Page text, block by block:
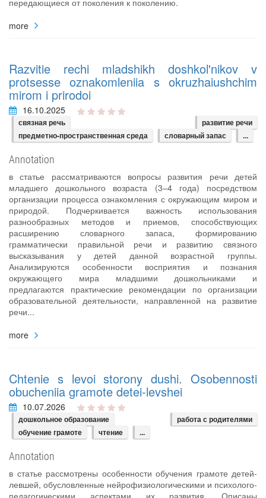
more
Razvitie rechi mladshikh doshkol'nikov v
protsesse oznakomleniia s okruzhaiushchim
mirom i prirodoi
16.10.2025
связная речь
развитие речи
предметно-пространственная среда
словарный запас ...
Annotation
в статье рассматриваются вопросы развития речи детей
младшего дошкольного возраста (3–4 года) посредством
организации процесса ознакомления с окружающим миром и
природой. Подчеркивается важность использования
разнообразных методов и приемов, способствующих
расширению словарного запаса, формированию
грамматически правильной речи и развитию связного
высказывания у детей данной возрастной группы.
Анализируются особенности восприятия и познания
окружающего мира младшими дошкольниками и
предлагаются практические рекомендации по организации
образовательной деятельности, направленной на развитие
речи...
more
Chtenie s levoi storony dushi. Osobennosti
obucheniia gramote detei-levshei
10.07.2026
дошкольное образование
работа с родителями
обучение грамоте
чтение ...
Annotation
в статье рассмотрены особенности обучения грамоте детей-
левшей, обусловленные нейрофизиологическими и психолого-
педагогическими аспектами их развития. Описаны